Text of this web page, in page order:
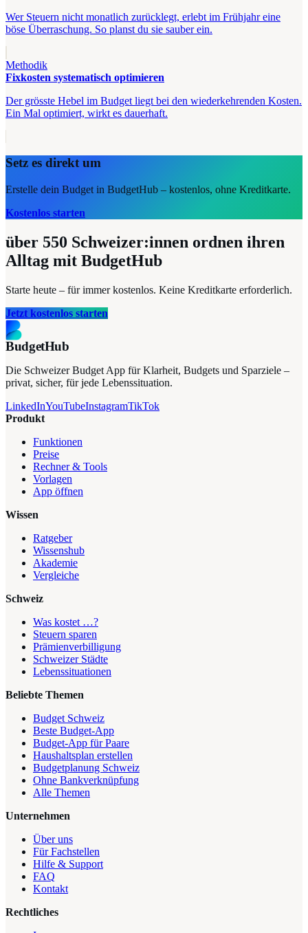
Wer Steuern nicht monatlich zurücklegt, erlebt im Frühjahr eine
böse Überraschung. So planst du sie sauber ein.
Methodik
Fixkosten systematisch optimieren
Der grösste Hebel im Budget liegt bei den wiederkehrenden Kosten.
Ein Mal optimiert, wirkt es dauerhaft.
Setz es direkt um
Erstelle dein Budget in BudgetHub – kostenlos, ohne Kreditkarte.
Kostenlos starten
über 550 Schweizer:innen ordnen ihren
Alltag mit BudgetHub
Starte heute – für immer kostenlos. Keine Kreditkarte erforderlich.
Jetzt kostenlos starten
BudgetHub
Die Schweizer Budget App für Klarheit, Budgets und Sparziele –
privat, sicher, für jede Lebenssituation.
LinkedInYouTubeInstagramTikTok
Produkt
Funktionen
Preise
Rechner & Tools
Vorlagen
App öffnen
Wissen
Ratgeber
Wissenshub
Akademie
Vergleiche
Schweiz
Was kostet …?
Steuern sparen
Prämienverbilligung
Schweizer Städte
Lebenssituationen
Beliebte Themen
Budget Schweiz
Beste Budget-App
Budget-App für Paare
Haushaltsplan erstellen
Budgetplanung Schweiz
Ohne Bankverknüpfung
Alle Themen
Unternehmen
Über uns
Für Fachstellen
Hilfe & Support
FAQ
Kontakt
Rechtliches